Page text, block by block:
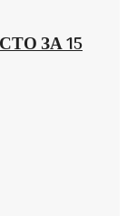
ЗА 15